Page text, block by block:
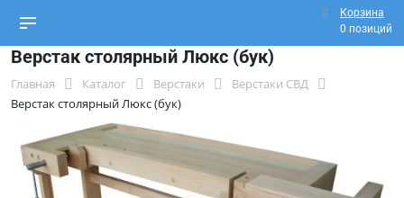
Корзина
0 позиций
Верстак столярный Люкс (бук)
Главная Каталог Верстаки
Верстаки СВД
Верстак столярный Люкс (бук)